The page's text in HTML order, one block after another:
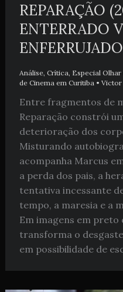
REPARAÇÃO
ENTERRADO
ENFERRUJADO
Análise, Crítica Especial
de Cinema em Curitiba • Victor
Entre fragmentos de
Reparação constrói
deterioração dos
Misturando
acompanha Marcus
a perda dos pais, a
tentativa incessante
tempo, a maresia e a
Em imagens em preto
transforma o
em possibilidade de